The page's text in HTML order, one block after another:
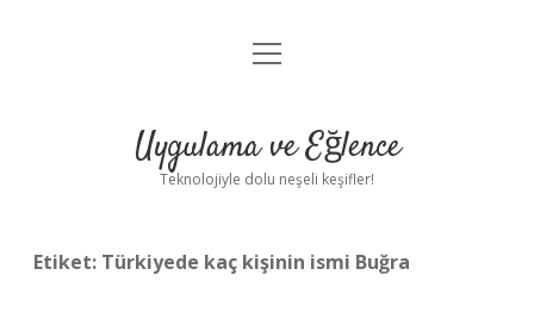
Anasayfa
Yasal Uyarı
menüyü
Uygulama ve Eğlence
Teknolojiyle dolu neşeli keşifler!
Etiket: Türkiyede kaç kişinin ismi Buğra